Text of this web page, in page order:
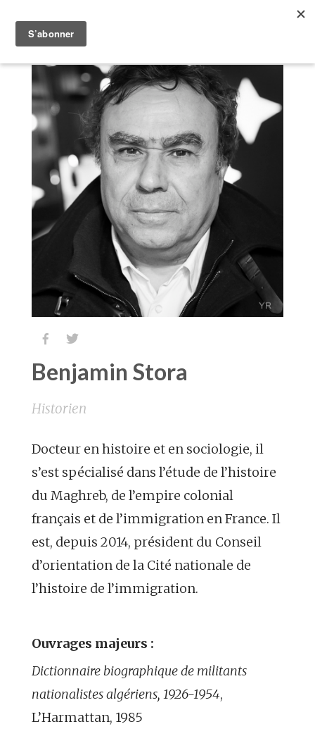
 
Benjamin Stora
Historien
Docteur en histoire et en sociologie, il
s’est spécialisé dans l’étude de l’histoire
du Maghreb, de l’empire colonial
français et de l’immigration en France. Il
est, depuis 2014, président du Conseil
d’orientation de la Cité nationale de
l’histoire de l’immigration.
Ouvrages majeurs :
Dictionnaire biographique de militants
nationalistes algériens, 1926-1954,
L’Harmattan, 1985